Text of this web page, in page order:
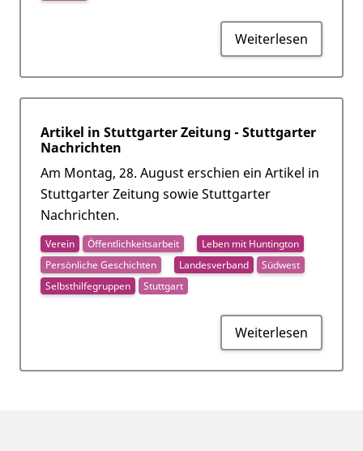
Weiterlesen
Artikel in Stuttgarter Zeitung - Stuttgarter
Nachrichten
Am Montag, 28. August erschien ein Artikel in
Stuttgarter Zeitung sowie Stuttgarter
Nachrichten.
Weiterlesen
Verein Öffentlichkeitsarbeit
Leben mit Huntington
Persönliche Geschichten
Landesverband
Südwest
Selbsthilfegruppen
Stuttgart